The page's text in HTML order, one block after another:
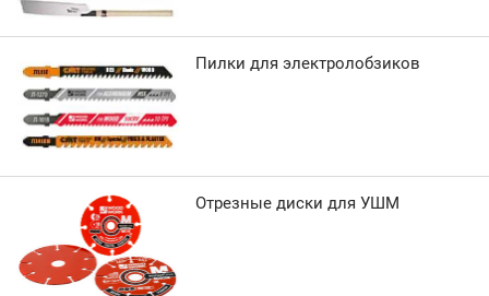
Пилки для электролобзиков
Отрезные диски для УШМ